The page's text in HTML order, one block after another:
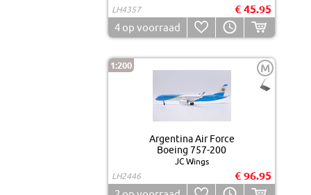
LH4357
€ 45.95
4 op voorraad
1:200 M
Argentina Air Force
Boeing 757-200
JC Wings
LH2446
€ 96.95